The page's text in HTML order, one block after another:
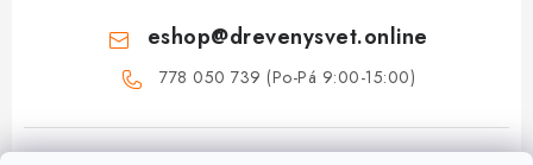
eshop@drevenysvet.online
778 050 739 (Po-Pá 9:00-15:00)